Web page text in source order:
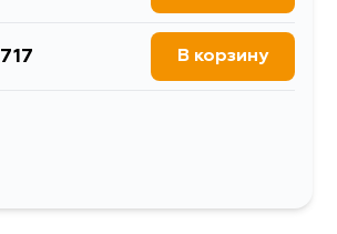
717 В корзину